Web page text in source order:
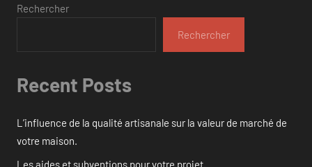
Rechercher
Rechercher
Recent Posts
L’influence de la qualité artisanale sur la valeur de marché de
votre maison.
Les aides et subventions pour votre projet.